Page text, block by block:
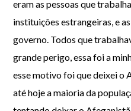
eram as pessoas que
instituições estrangeiras, e
governo. Todos que
grande perigo, essa foi a
esse motivo foi que deixei o
até hoje a maioria da